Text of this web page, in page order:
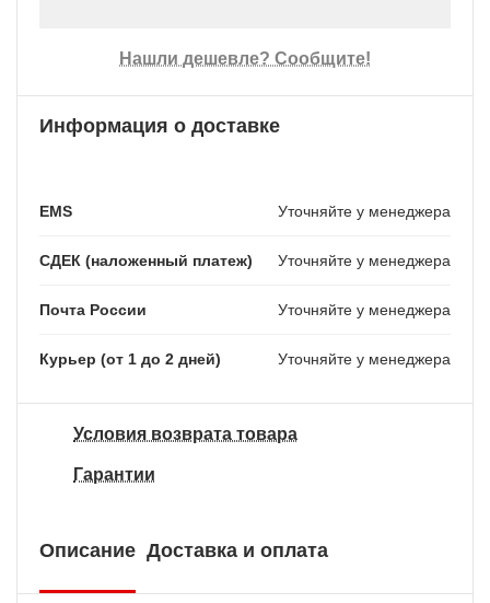
Нашли дешевле? Сообщите!
Информация о доставке
EMS Уточняйте у менеджера
СДЕК (наложенный платеж) Уточняйте у менеджера
Почта России Уточняйте у менеджера
Курьер (от 1 до 2 дней) Уточняйте у менеджера
Условия возврата товара
Гарантии
Описание Доставка и оплата